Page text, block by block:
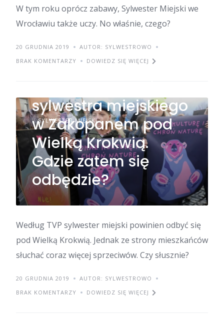
W tym roku oprócz zabawy, Sylwester Miejski we
Wrocławiu także uczy. No właśnie, czego?
20 GRUDNIA 2019
AUTOR: SYLWESTROWO
BRAK KOMENTARZY
DOWIEDZ SIĘ WIĘCEJ
SYLWESTER MIEJSKI
sylwestra miejskiego
w Zakopanem pod
Wielką Krokwią.
Gdzie zatem się
odbędzie?
Według TVP sylwester miejski powinien odbyć się
pod Wielką Krokwią. Jednak ze strony mieszkańców
słuchać coraz więcej sprzeciwów. Czy słusznie?
20 GRUDNIA 2019
AUTOR: SYLWESTROWO
BRAK KOMENTARZY
DOWIEDZ SIĘ WIĘCEJ